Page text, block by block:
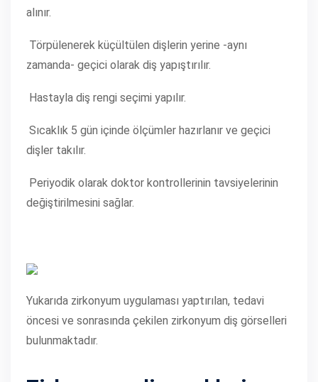
alınır.
Törpülenerek küçültülen dişlerin yerine -aynı
zamanda- geçici olarak diş yapıştırılır.
Hastayla diş rengi seçimi yapılır.
Sıcaklık 5 gün içinde ölçümler hazırlanır ve geçici
dişler takılır.
Periyodik olarak doktor kontrollerinin tavsiyelerinin
değiştirilmesini sağlar.
Yukarıda zirkonyum uygulaması yaptırılan, tedavi
öncesi ve sonrasında çekilen zirkonyum diş görselleri
bulunmaktadır.